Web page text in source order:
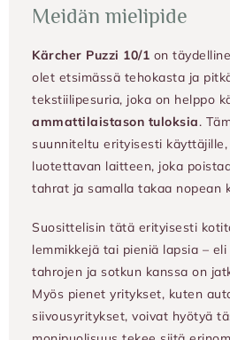
Meidän mielipide
Kärcher Puzzi 10/1 on
olet etsimässä tehokasta ja
tekstiilipesuria, joka on helppo
ammattilaistason tuloksia.
suunniteltu erityisesti
luotettavan laitteen, joka
tahrat ja samalla takaa nopean
Suosittelisin tätä erityisesti
lemmikkejä tai pieniä lapsia –
tahrojen ja sotkun kanssa on
Myös pienet yritykset, kuten
siivousyritykset, voivat hyötyä